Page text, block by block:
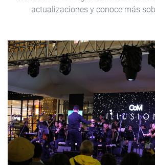
actualizaciones y conoce más